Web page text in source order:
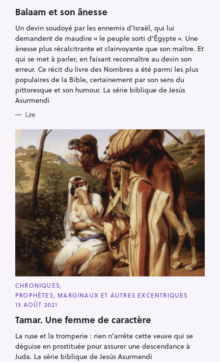
O
R
E
S
Balaam et son ânesse
Un devin soudoyé par les ennemis d’Israël, qui lui
demandent de maudire « le peuple sorti d’Égypte ». Une
ânesse plus récalcitrante et clairvoyante que son maître. Et
qui se met à parler, en faisant reconnaître au devin son
erreur. Ce récit du livre des Nombres a été parmi les plus
populaires de la Bible, certainement par son sens du
pittoresque et son humour. La série biblique de Jesús
Asurmendi
Lire
C
A
T
E
O
R
E
S
CHRONIQUES
PROPHÈTES, MARGINAUX ET AUTRES EXCENTRIQUES
13 AOÛT 2021
Tamar. Une femme de caractère
La ruse et la tromperie : rien n’arrête cette veuve qui se
déguise en prostituée pour assurer une descendance à
Juda. La série biblique de Jesús Asurmendi